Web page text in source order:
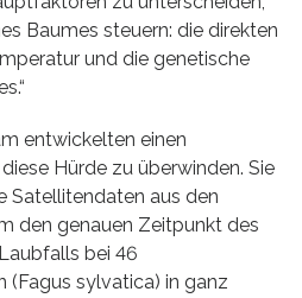
Baumes steuern: die direkten
und die genetische
entwickelten einen
Hürde zu überwinden. Sie
Satellitendaten aus den
den genauen Zeitpunkt des
bei 46
(Fagus sylvatica) in ganz